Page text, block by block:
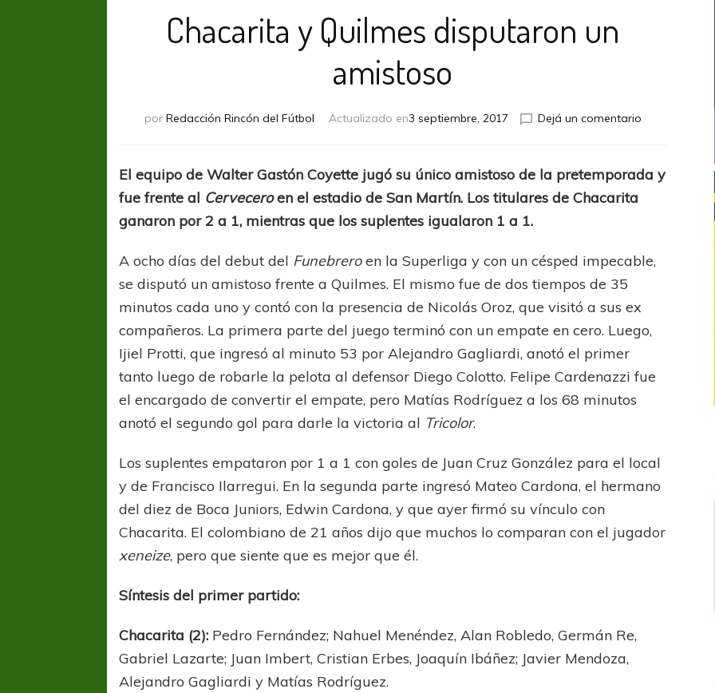
Chacarita y Quilmes disputaron un
amistoso
por Redacción Rincón del Fútbol Actualizado en3 septiembre, 2017 Dejá un comentarioen
Quilmes
disputaron
El equipo de Walter Gastón Coyette jugó su único amistoso de la pretemporada y
fue frente al Cerveceroen el estadio de San Martín. Los titulares de Chacarita
ganaron por 2 a 1, mientras que los suplentes igualaron 1 a 1.
A ocho días del debut del Funebreroen la Superliga y con un césped impecable,
se disputó un amistoso frente a Quilmes. El mismo fue de dos tiempos de 35
minutos cada uno y contó con la presencia de Nicolás Oroz, que visitó a sus ex
compañeros. La primera parte del juego terminó con un empate en cero. Luego,
Ijiel Protti, que ingresó al minuto 53 por Alejandro Gagliardi, anotó el primer
tanto luego de robarle la pelota al defensor Diego Colotto. Felipe Cardenazzi fue
el encargado de convertir el empate, pero Matías Rodríguez a los 68 minutos
anotó el segundo gol para darle la victoria al Tricolor.
Los suplentes empataron por 1 a 1 con goles de Juan Cruz González para el local
y de Francisco Ilarregui. En la segunda parte ingresó Mateo Cardona, el hermano
del diez de Boca Juniors, Edwin Cardona, y que ayer firmó su vínculo con
Chacarita. El colombiano de 21 años dijo que muchos lo comparan con el jugador
xeneize, pero que siente que es mejor que él.
Síntesis del primer partido:
Chacarita (2): Pedro Fernández; Nahuel Menéndez, Alan Robledo, Germán Re,
Gabriel Lazarte; Juan Imbert, Cristian Erbes, Joaquín Ibáñez; Javier Mendoza,
Alejandro Gagliardi y Matías Rodríguez.